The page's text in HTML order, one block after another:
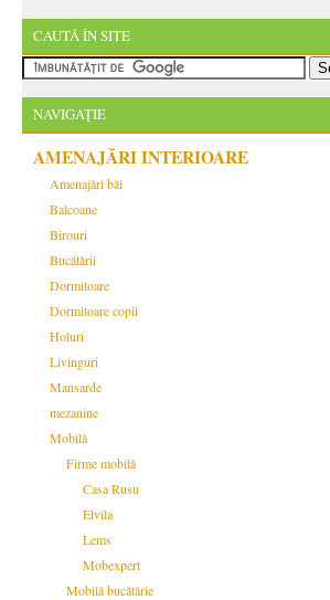
CAUTĂ ÎN SITE
NAVIGAȚIE
AMENAJĂRI INTERIOARE
Amenajări băi
Balcoane
Birouri
Bucătării
Dormitoare
Dormitoare copii
Holuri
Livinguri
Mansarde
mezanine
Mobilă
Firme mobilă
Casa Rusu
Elvila
Lems
Mobexpert
Mobilă bucătărie